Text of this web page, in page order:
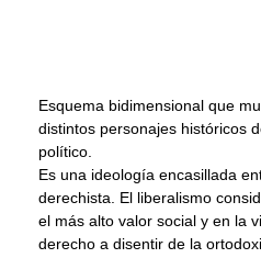
Esquema bidimensional que
distintos personajes históricos
político.
Es una ideología encasillada
derechista. El liberalismo
el más alto valor social y en la
derecho a disentir de la